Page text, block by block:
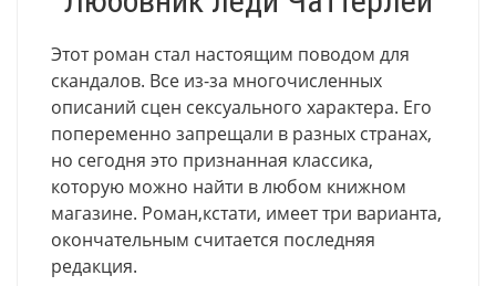
Этот роман стал настоящим поводом для
скандалов. Все из-за многочисленных
описаний сцен сексуального характера. Его
попеременно запрещали в разных странах,
но сегодня это признанная классика,
которую можно найти в любом книжном
магазине. Роман,кстати, имеет три варианта,
окончательным считается последняя
редакция.